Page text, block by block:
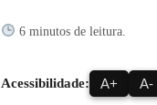
6 minutos de leitura.
Acessibilidade: A+ A-